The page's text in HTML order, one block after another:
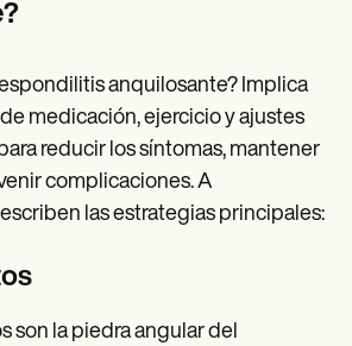
anquilosante? Implica
medicación, ejercicio y ajustes
reducir los síntomas, mantener
complicaciones. A
las estrategias principales:
son la piedra angular del